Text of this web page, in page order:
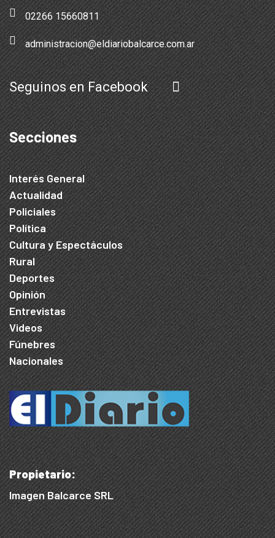
02266 15660811
administracion@eldiariobalcarce.com.ar
Seguinos en Facebook
Secciones
Interés General
Actualidad
Policiales
Política
Cultura y Espectáculos
Rural
Deportes
Opinión
Entrevistas
Videos
Fúnebres
Nacionales
Propietario:
Imagen Balcarce SRL